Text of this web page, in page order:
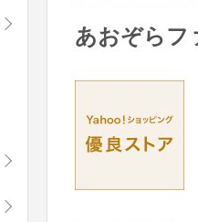
あおぞらフ